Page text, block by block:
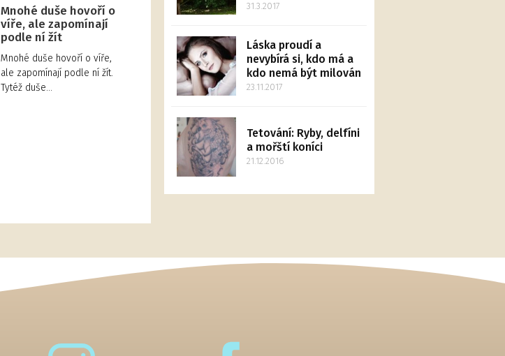
Mnohé duše hovoří o
víře, ale zapomínají
podle ní žít
Mnohé duše hovoří o víře,
ale zapomínají podle ní žít.
Tytéž duše…
31.3.2017
Láska proudí a
nevybírá si, kdo má a
kdo nemá být milován
23.11.2017
Tetování: Ryby, delfíni
a mořští koníci
21.12.2016